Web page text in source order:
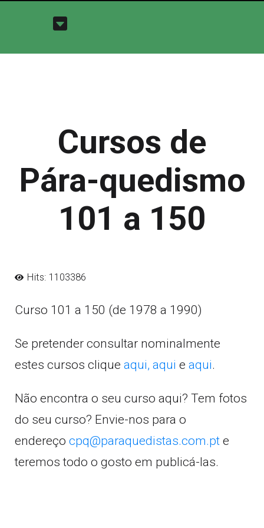
Cursos de
Pára-quedismo
101 a 150
Hits: 1103386
Curso 101 a 150 (de 1978 a 1990)
Se pretender consultar nominalmente
estes cursos clique aqui, aqui e aqui.
Não encontra o seu curso aqui? Tem fotos
do seu curso? Envie-nos para o
endereço cpq@paraquedistas.com.pt e
teremos todo o gosto em publicá-las.